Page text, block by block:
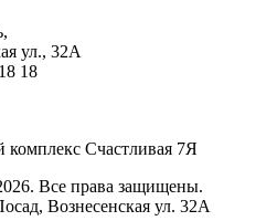
ул., 32А
18
Все права защищены.
Вознесенская ул. 32А